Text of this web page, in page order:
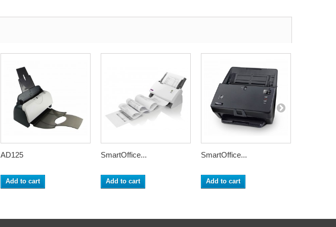
AD125
Add to cart
SmartOffice...
Add to cart
SmartOffice...
Add to cart